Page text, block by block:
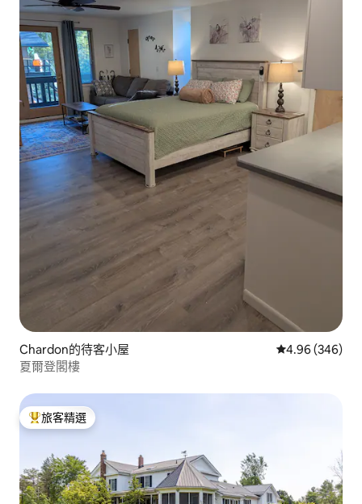
Chardon的待客小屋 從 346 則評價
4.96 (346)
夏爾登閣樓
旅客精選榜首
旅客精選